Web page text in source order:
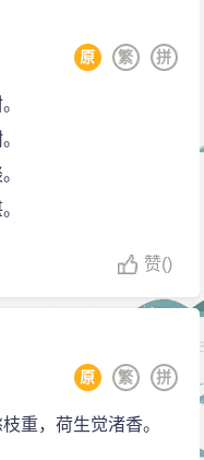
拼
繁
原
赞()
拼
繁
原
重，荷生觉渚香。